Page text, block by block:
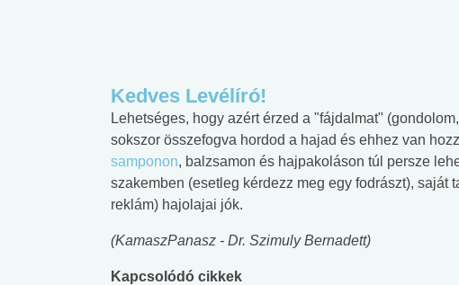
Kedves Levélíró!
Lehetséges, hogy azért érzed a "fájdalmat"
sokszor összefogva hordod a hajad és ehhez van
samponon, balzsamon és hajpakoláson túl persze
szakemben (esetleg kérdezz meg egy fodrászt), saját
reklám) hajolajai jók.
(KamaszPanasz - Dr. Szimuly Bernadett)
Kapcsolódó cikkek